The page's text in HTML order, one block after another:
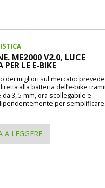
ME2000 V2.0, LUCE
LE E-BIKE
dei migliori sul mercato:
alla batteria dell’e-bike
da 3, 5 mm, ora scollegabile e
per
LEGGERE